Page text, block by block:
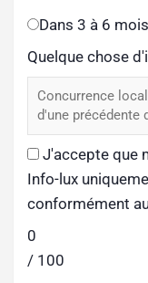
Dans 3 à 6
Quelque chose
J'accepte que
Info-lux
conformément au
0
/ 100